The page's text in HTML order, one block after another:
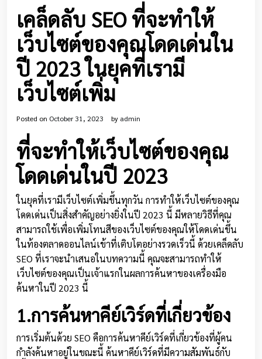
เคล็ดลับ SEO ที่จะทำให้
เว็บไซต์ของคุณโดดเด่นใน
ปี 2023 ในยุคที่เรามี
เว็บไซต์เพิ่ม
Posted on October 31, 2023 by admin
ที่จะทำให้เว็บไซต์ของคุณ
โดดเด่นในปี 2023
ในยุคที่เรามีเว็บไซต์เพิ่มขึ้นทุกวัน การทำให้เว็บไซต์ของคุณ
โดดเด่นเป็นสิ่งสำคัญอย่างยิ่งในปี 2023 นี้ มีหลายวิธีที่คุณ
สามารถใช้เพื่อเพิ่มโทนสีของเว็บไซต์ของคุณให้โดดเด่นขึ้น
ในท้องตลาดออนไลน์เข้าที่เติบโตอย่างรวดเร็วนี้ ด้วยเคล็ดลับ
SEO ที่เราจะนำเสนอในบทความนี้ คุณจะสามารถทำให้
เว็บไซต์ของคุณเป็นเจ้าแรกในผลการค้นหาของเครื่องมือ
ค้นหาในปี 2023 นี้
1.การค้นหาคีย์เวิร์ดที่เกี่ยวข้อง
การเริ่มต้นด้วย SEO คือการค้นหาคีย์เวิร์ดที่เกี่ยวข้องที่ผู้คน
กำลังค้นหาอยู่ในขณะนี้ ค้นหาคีย์เวิร์ดที่มีความสัมพันธ์กับ